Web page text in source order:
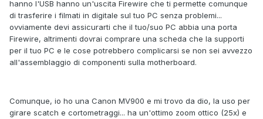
hanno l'USB hanno un'uscita Firewire che ti permette comunque
di trasferire i filmati in digitale sul tuo PC senza problemi...
ovviamente devi assicurarti che il tuo/suo PC abbia una porta
Firewire, altrimenti dovrai comprare una scheda che la supporti
per il tuo PC e le cose potrebbero complicarsi se non sei avvezzo
all'assemblaggio di componenti sulla motherboard.
Comunque, io ho una Canon MV900 e mi trovo da dio, la uso per
girare scatch e cortometraggi... ha un'ottimo zoom ottico (25x) e